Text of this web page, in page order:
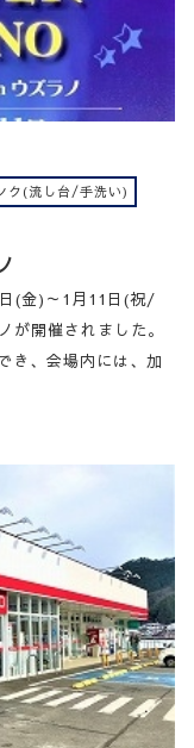
ク(流し台/手洗い)
(金)～1月11日(祝/
開催されました。
き、会場内には、加